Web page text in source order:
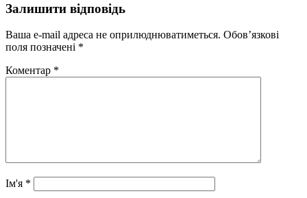
Залишити відповідь
Ваша e-mail адреса не оприлюднюватиметься. Обов’язкові
поля позначені *
Коментар *
Ім'я *